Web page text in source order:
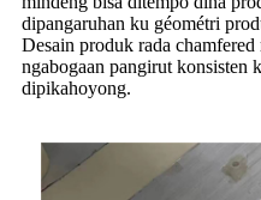
dipangaruhan ku géométri
Desain produk rada
ngabogaan pangirut konsisten
dipikahoyong.